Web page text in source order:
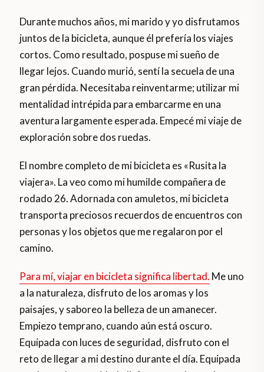
Durante muchos años, mi marido y yo disfrutamos
juntos de la bicicleta, aunque él prefería los viajes
cortos. Como resultado, pospuse mi sueño de
llegar lejos. Cuando murió, sentí la secuela de una
gran pérdida. Necesitaba reinventarme; utilizar mi
mentalidad intrépida para embarcarme en una
aventura largamente esperada. Empecé mi viaje de
exploración sobre dos ruedas.
El nombre completo de mi bicicleta es «Rusita la
viajera». La veo como mi humilde compañera de
rodado 26. Adornada con amuletos, mi bicicleta
transporta preciosos recuerdos de encuentros con
personas y los objetos que me regalaron por el
camino.
Para mí, viajar en bicicleta significa libertad. Me uno
a la naturaleza, disfruto de los aromas y los
paisajes, y saboreo la belleza de un amanecer.
Empiezo temprano, cuando aún está oscuro.
Equipada con luces de seguridad, disfruto con el
reto de llegar a mi destino durante el día. Equipada